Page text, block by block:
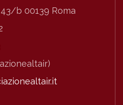
b 00139 Roma